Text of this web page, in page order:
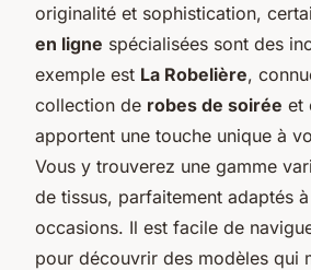
originalité et sophistication,
en ligne spécialisées sont des
exemple est La Robelière,
collection de robes de soirée et
apportent une touche unique à
Vous y trouverez une gamme
de tissus, parfaitement adaptés
occasions. Il est facile de
pour découvrir des modèles qui